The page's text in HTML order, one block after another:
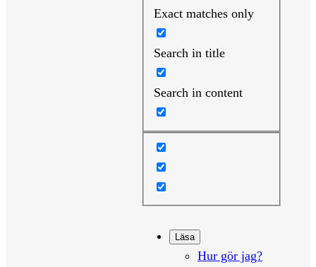
Exact matches only
Search in title
Search in content
Läsa
Hur gör jag?